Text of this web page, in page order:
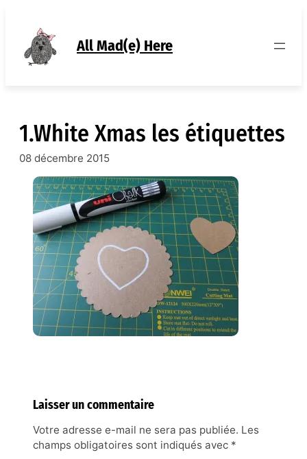
contenu
All Mad(e) Here
1.White Xmas les étiquettes
08 décembre 2015
Laisser un commentaire
Votre adresse e-mail ne sera pas publiée. Les
champs obligatoires sont indiqués avec *